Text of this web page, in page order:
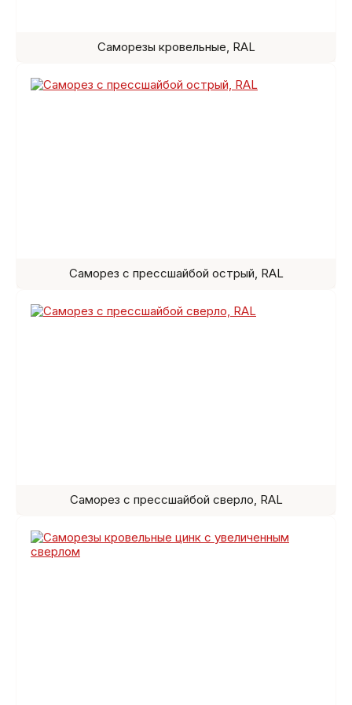
Саморезы кровельные, RAL
Саморез с прессшайбой острый, RAL
Саморез с прессшайбой сверло, RAL